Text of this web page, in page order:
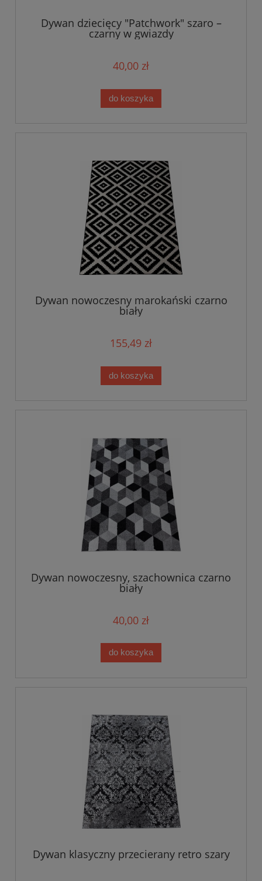
Dywan dziecięcy "Patchwork" szaro –
czarny w gwiazdy
40,00 zł
do koszyka
Dywan nowoczesny marokański czarno
biały
155,49 zł
do koszyka
Dywan nowoczesny, szachownica czarno
biały
40,00 zł
do koszyka
Dywan klasyczny przecierany retro szary